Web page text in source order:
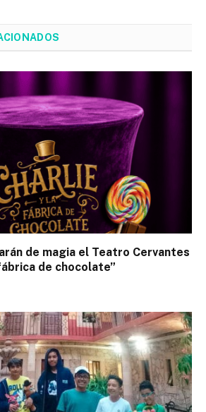
de magia el Teatro Cervantes
de chocolate”